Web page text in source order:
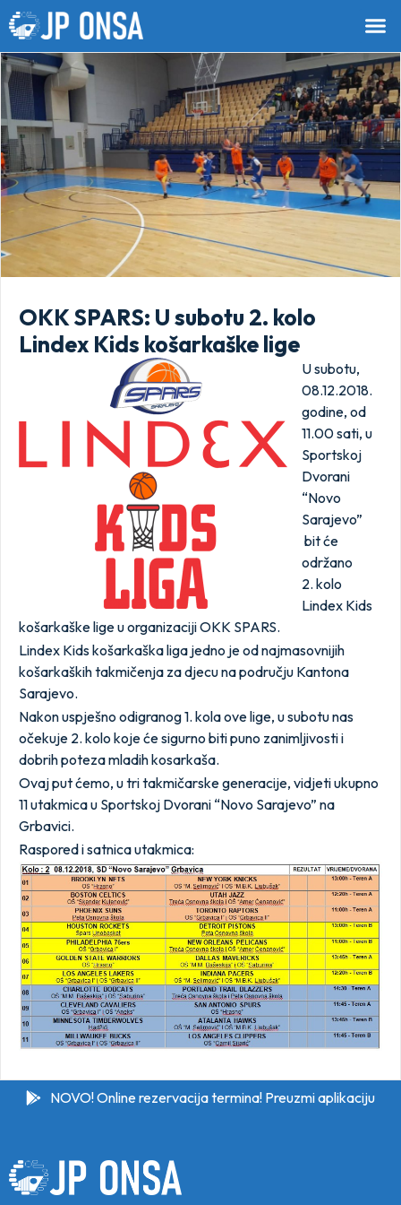
OKK SPARS: U subotu 2. kolo
Lindex Kids košarkaške lige
U subotu,
08.12.2018.
godine, od
11.00 sati, u
Sportskoj
Dvorani
“Novo
Sarajevo”
bit će
održano
2. kolo
Lindex Kids
košarkaške lige u organizaciji OKK SPARS.
Lindex Kids košarkaška liga jedno je od najmasovnijih
košarkaških takmičenja za djecu na području Kantona
Sarajevo.
Nakon uspješno odigranog 1. kola ove lige, u subotu nas
očekuje 2. kolo koje će sigurno biti puno zanimljivosti i
dobrih poteza mladih kosarkaša.
Ovaj put ćemo, u tri takmičarske generacije, vidjeti ukupno
11 utakmica u Sportskoj Dvorani “Novo Sarajevo” na
Grbavici.
Raspored i satnica utakmica:
NOVO! Online rezervacija termina! Preuzmi aplikaciju